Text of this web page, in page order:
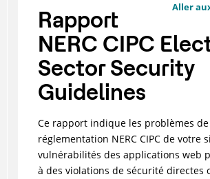
Aller
Rapport
NERC CIPC
Sector Security
Guidelines
Ce rapport indique les problèmes
réglementation NERC CIPC de votre
vulnérabilités des applications web
à des violations de sécurité directes